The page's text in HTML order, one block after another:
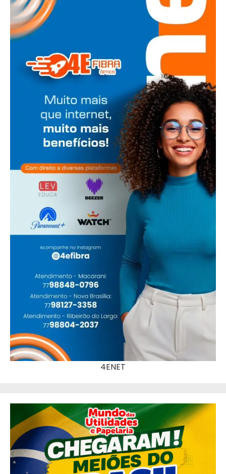
4ENET